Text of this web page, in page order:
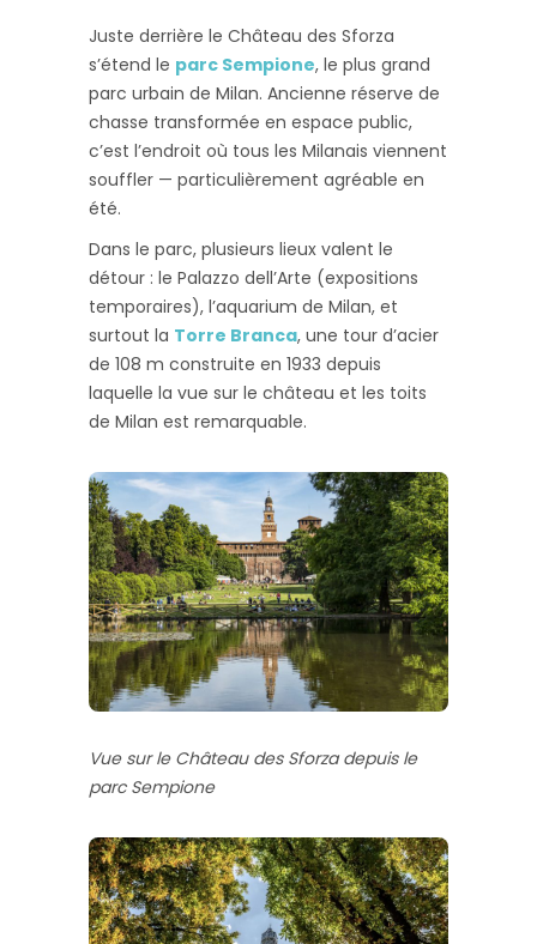
Juste derrière le Château des Sforza
s’étend le parc Sempione, le plus grand
parc urbain de Milan. Ancienne réserve de
chasse transformée en espace public,
c’est l’endroit où tous les Milanais viennent
souffler — particulièrement agréable en
été.
Dans le parc, plusieurs lieux valent le
détour : le Palazzo dell’Arte (expositions
temporaires), l’aquarium de Milan, et
surtout la Torre Branca, une tour d’acier
de 108 m construite en 1933 depuis
laquelle la vue sur le château et les toits
de Milan est remarquable.
Vue sur le Château des Sforza depuis le
parc Sempione